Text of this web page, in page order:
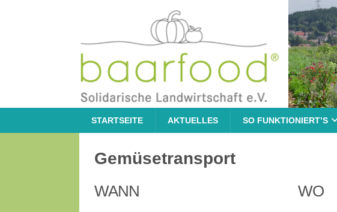
STARTSEITE AKTUELLES SO FUNKTIONIERT’S
Gemüsetransport
WANN WO